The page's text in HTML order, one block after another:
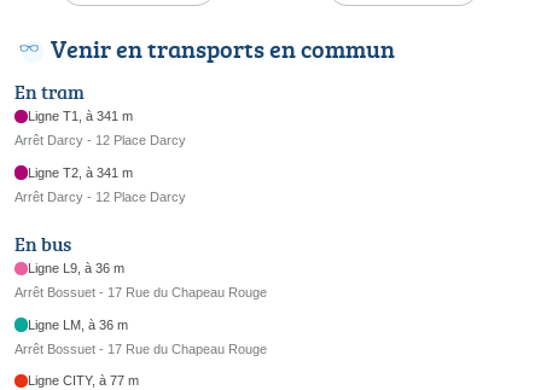
Venir en transports en commun
En tram
Ligne T1, à 341 m
Arrêt Darcy - 12 Place Darcy
Ligne T2, à 341 m
Arrêt Darcy - 12 Place Darcy
En bus
Ligne L9, à 36 m
Arrêt Bossuet - 17 Rue du Chapeau Rouge
Ligne LM, à 36 m
Arrêt Bossuet - 17 Rue du Chapeau Rouge
Ligne CITY, à 77 m